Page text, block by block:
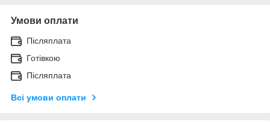
Умови оплати
Післяплата
Готівкою
Післяплата
Всі умови оплати